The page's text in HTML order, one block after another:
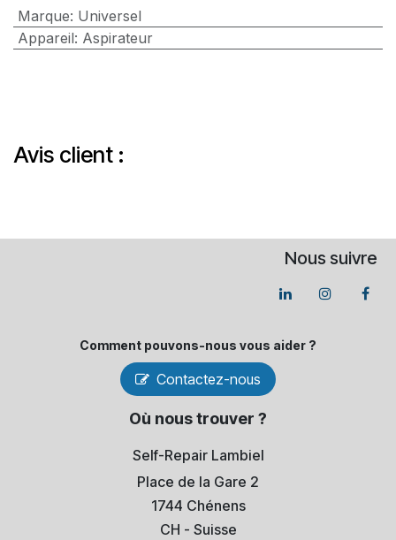
Marque: Universel
Appareil: Aspirateur
Avis client :
Nous suivre
Comment pouvons-​nous vous aider ?
Contactez-nous
Où nous trouver ?
Self-Repair Lambiel
Place de la Gare 2
1744 Chénens
​CH - Suisse